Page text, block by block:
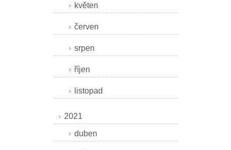
květen
červen
srpen
říjen
listopad
2021
duben